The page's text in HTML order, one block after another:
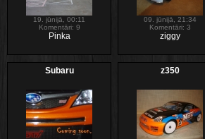
19. jūnijā, 00:11
Komentāri: 9
Pinka
09. jūnijā, 21:34
Komentāri: 3
ziggy
Subaru z350